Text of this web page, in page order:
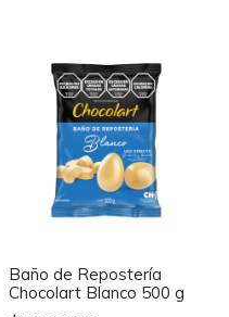
Baño de Repostería
Chocolart Blanco 500 g